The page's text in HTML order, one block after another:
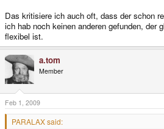
Das kritisiere ich auch oft, dass der schon
ich hab noch keinen anderen gefunden, der
flexibel ist.
a.tom
Member
Feb 1, 2009
PARALAX said: